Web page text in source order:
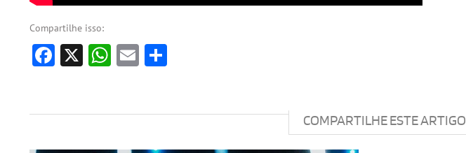
Compartilhe isso:
Facebook
X WhatsApp
Email
COMPARTILHE ESTE ARTIGO